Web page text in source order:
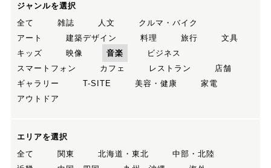
ジャンルを選択
全て
雑誌 人文
クルマ・バイク
アート
建築デザイン 料理 旅行
文具
キッズ
映像 音楽
ビジネス
スマートフォン
カフェ レストラン
店舗
ギャラリー
T-SITE 美容・健康
家電
アウトドア
エリアを選択
全て
関東 北海道・東北
中部・北陸